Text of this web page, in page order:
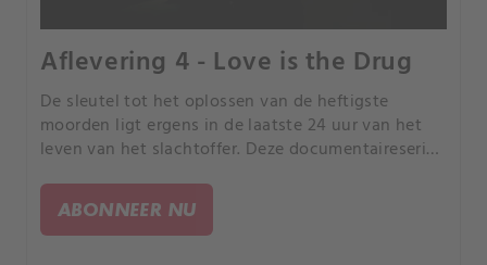
Aflevering 4 - Love is the Drug
De sleutel tot het oplossen van de heftigste
moorden ligt ergens in de laatste 24 uur van het
leven van het slachtoffer. Deze documentaireserie
de gebeurtenissen in elkaar proberen te zetten.
ABONNEER NU